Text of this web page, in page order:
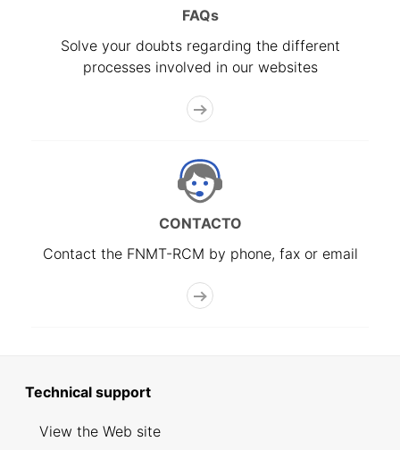
FAQs
Solve your doubts regarding the different
processes involved in our websites
CONTACTO
Contact the FNMT-RCM by phone, fax or email
Technical support
View the Web site